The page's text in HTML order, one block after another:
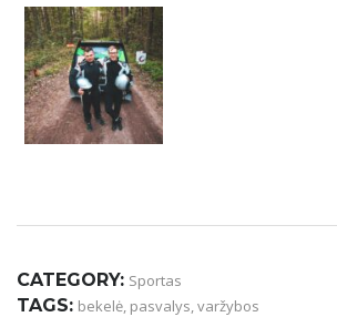
CATEGORY: Sportas
TAGS: bekelė, pasvalys,varžybos